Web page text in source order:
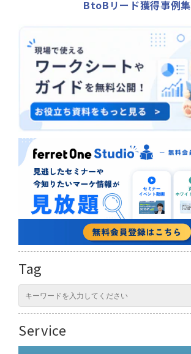
BtoBリード獲得事例集
Tag
Service